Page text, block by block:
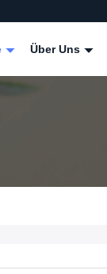
Über Uns